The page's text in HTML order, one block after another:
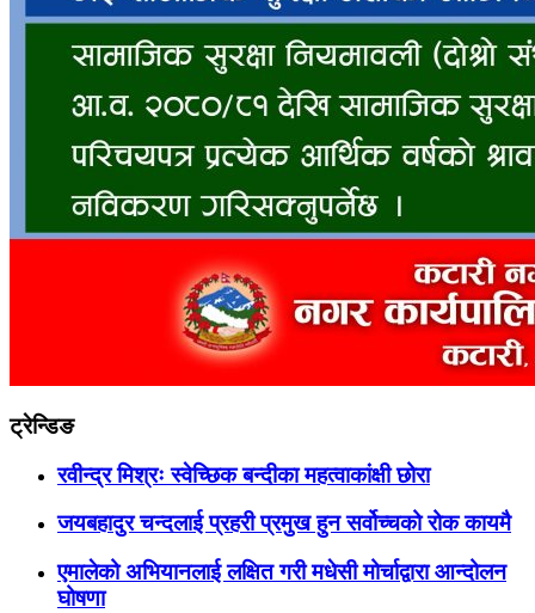
ट्रेन्डिङ
रवीन्द्र मिश्रः स्वेच्छिक बन्दीका महत्वाकांक्षी छोरा
जयबहादुर चन्दलाई प्रहरी प्रमुख हुन सर्वोच्चको रोक कायमै
एमालेको अभियानलाई लक्षित गरी मधेसी मोर्चाद्वारा आन्दोलन
घोषणा